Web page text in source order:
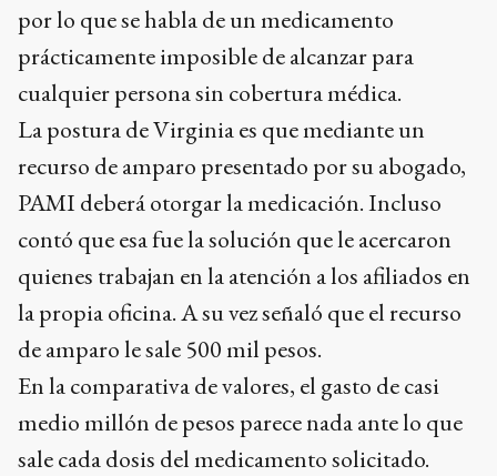
por lo que se habla de un medicamento
prácticamente imposible de alcanzar para
cualquier persona sin cobertura médica.
La postura de Virginia es que mediante un
recurso de amparo presentado por su abogado,
PAMI deberá otorgar la medicación. Incluso
contó que esa fue la solución que le acercaron
quienes trabajan en la atención a los afiliados en
la propia oficina. A su vez señaló que el recurso
de amparo le sale 500 mil pesos.
En la comparativa de valores, el gasto de casi
medio millón de pesos parece nada ante lo que
sale cada dosis del medicamento solicitado.